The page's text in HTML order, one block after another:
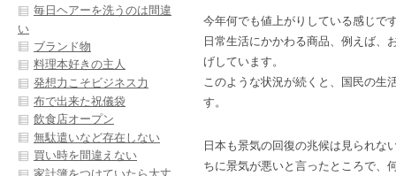
今年何でも値上がりしている感じで
日常生活にかかわる商品、例えば、
げしています。
このような状況が続くと、国民の生
す。
日本も景気の回復の兆候は見られな
ちに景気が悪いと言ったところで、
毎日ヘアーを洗うのは間違
い
ブランド物
料理本好きの主人
発想力こそビジネス力
布で出来た祝儀袋
飲食店オープン
無駄遣いなど存在しない
買い時を間違えない